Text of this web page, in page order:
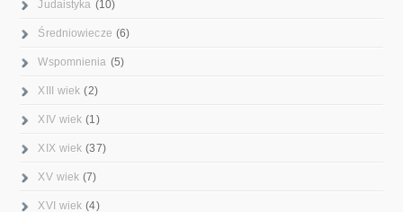
Judaistyka (10)
Średniowiecze (6)
Wspomnienia (5)
XIII wiek (2)
XIV wiek (1)
XIX wiek (37)
XV wiek (7)
XVI wiek (4)